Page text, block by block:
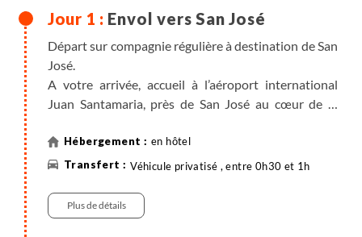
Envol vers San José
Départ sur compagnie régulière à destination de San
José.
A votre arrivée, accueil à l’aéroport international
Juan Santamaria, près de San José au cœur de la
en hôtel
Véhicule privatisé , entre 0h30 et 1h
Plus de détails